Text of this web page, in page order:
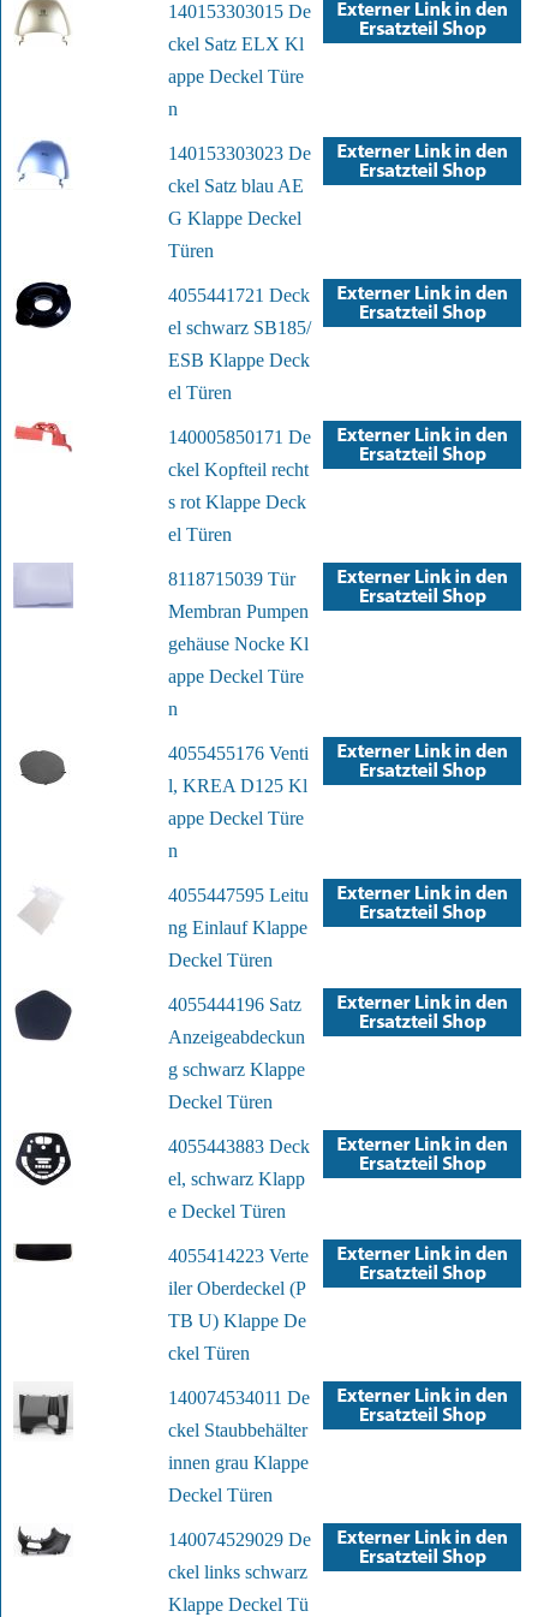
140153303015 De
ckel Satz ELX Kl
appe Deckel Türe
n
140153303023 De
ckel Satz blau AE
G Klappe Deckel
Türen
4055441721 Deck
el schwarz SB185/
ESB Klappe Deck
el Türen
140005850171 De
ckel Kopfteil recht
s rot Klappe Deck
el Türen
8118715039 Tür
Membran Pumpen
gehäuse Nocke Kl
appe Deckel Türe
n
4055455176 Venti
l, KREA D125 Kl
appe Deckel Türe
n
4055447595 Leitu
ng Einlauf Klappe
Deckel Türen
4055444196 Satz
Anzeigeabdeckun
g schwarz Klappe
Deckel Türen
4055443883 Deck
el, schwarz Klapp
e Deckel Türen
4055414223 Verte
iler Oberdeckel (P
TB U) Klappe De
ckel Türen
140074534011 De
ckel Staubbehälter
innen grau Klappe
Deckel Türen
140074529029 De
ckel links schwarz
Klappe Deckel Tü